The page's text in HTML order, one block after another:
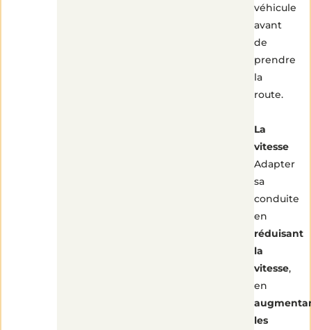
véhicule
avant
de
prendre
la
route.
La
vitesse
Adapter
sa
conduite
en
réduisant
la
vitesse,
en
les